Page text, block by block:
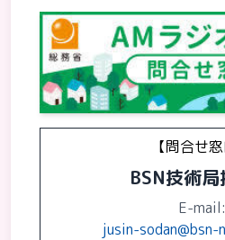
【問合せ窓
BSN技術
E-mail:
jusin-